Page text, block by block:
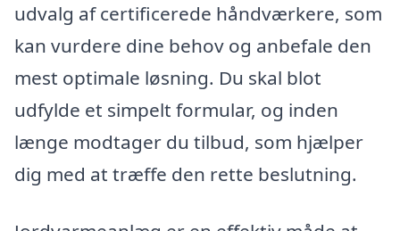
udvalg af certificerede håndværkere, som
kan vurdere dine behov og anbefale den
mest optimale løsning. Du skal blot
udfylde et simpelt formular, og inden
længe modtager du tilbud, som hjælper
dig med at træffe den rette beslutning.